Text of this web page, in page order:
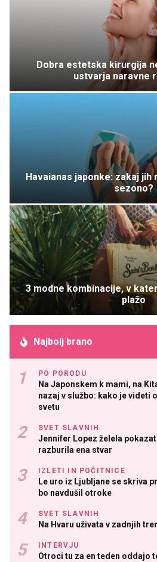
Dobra estetska kirurgija
ustvarja naravne
Havaianas japonke: zakaj
sezono?
3 modne kombinacije, v
plažo
Najbolj brano
PO PORODU
Na Japonskem k mami, na
nazaj v službo: kako je videti
svetu
SVET SLAVNIH
Jennifer Lopez želela
razburila ena stvar
IZLETI IN POČITNICE
Le uro iz Ljubljane se skriva
bo navdušil otroke
SVET SLAVNIH
Na Hvaru uživata v zadnjih
INTERVJU
Otroci tu za en teden oddajo